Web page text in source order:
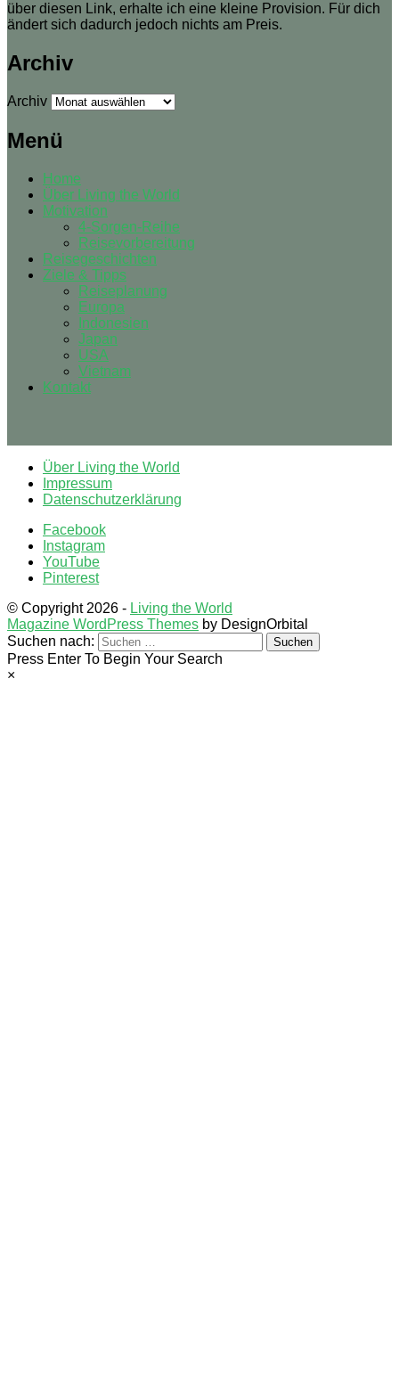
über diesen Link, erhalte ich eine kleine Provision. Für dich
ändert sich dadurch jedoch nichts am Preis.
Archiv
Archiv
Menü
Home
Über Living the World
Motivation
4-Sorgen-Reihe
Reisevorbereitung
Reisegeschichten
Ziele & Tipps
Reiseplanung
Europa
Indonesien
Japan
USA
Vietnam
Kontakt
Über Living the World
Impressum
Datenschutzerklärung
Facebook
Instagram
YouTube
Pinterest
© Copyright 2026 - Living the World
Magazine WordPress Themes by DesignOrbital
Suchen nach:
Press Enter To Begin Your Search
×